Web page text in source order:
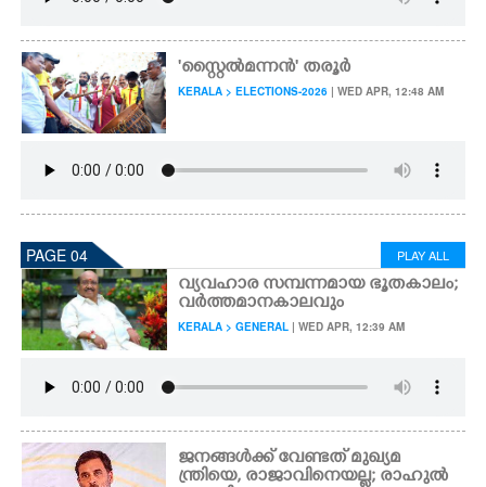
'സ്റ്റൈൽമന്നൻ" തരൂർ
KERALA > ELECTIONS-2026 | WED APR, 12:48 AM
PAGE 04 PLAY ALL
വ്യവഹാര സമ്പന്നമായ ഭൂതകാലം;
വർത്തമാനകാലവും
KERALA > GENERAL | WED APR, 12:39 AM
ജനങ്ങൾക്ക് വേണ്ടത് മുഖ്യമ
ന്ത്രിയെ, രാജാവിനെയല്ല; രാഹുൽ